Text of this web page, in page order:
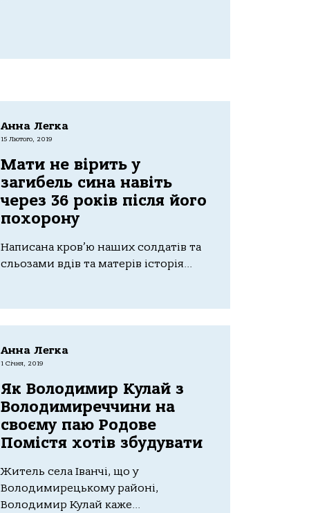
Анна Легка
15 Лютого, 2019
Мати не вірить у
загибель сина навіть
через 36 років після його
похорону
Написана кров’ю наших солдатів та
сльозами вдів та матерів історія...
Анна Легка
1 Січня, 2019
Як Володимир Кулай з
Володимиреччини на
своєму паю Родове
Помістя хотів збудувати
Житель села Іванчі, що у
Володимирецькому районі,
Володимир Кулай каже...